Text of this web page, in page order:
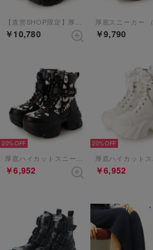
￥10,780 ￥9,790
20%
￥6,952
20%
￥6,952